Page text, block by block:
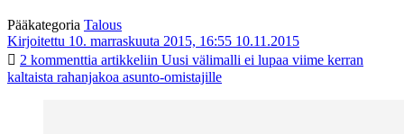
Pääkategoria Talous
Kirjoitettu 10. marraskuuta 2015, 16:55 10.11.2015
2 kommenttia artikkeliin Uusi välimalli ei lupaa viime kerran
kaltaista rahanjakoa asunto-omistajille